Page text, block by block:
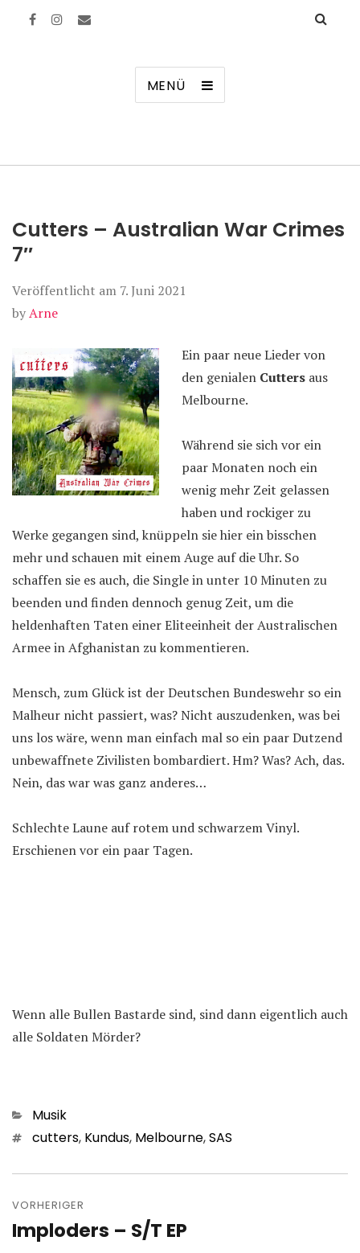
MENÜ
Cutters – Australian War Crimes
7″
Veröffentlicht am 7. Juni 2021
byArne
Ein paar neue Lieder von
den genialen Cutters aus
Melbourne.
Während sie sich vor ein
paar Monaten noch ein
wenig mehr Zeit gelassen
haben und rockiger zu
Werke gegangen sind, knüppeln sie hier ein bisschen
mehr und schauen mit einem Auge auf die Uhr. So
schaffen sie es auch, die Single in unter 10 Minuten zu
beenden und finden dennoch genug Zeit, um die
heldenhaften Taten einer Eliteeinheit der Australischen
Armee in Afghanistan zu kommentieren.
Mensch, zum Glück ist der Deutschen Bundeswehr so ein
Malheur nicht passiert, was? Nicht auszudenken, was bei
uns los wäre, wenn man einfach mal so ein paar Dutzend
unbewaffnete Zivilisten bombardiert. Hm? Was? Ach, das.
Nein, das war was ganz anderes…
Schlechte Laune auf rotem und schwarzem Vinyl.
Erschienen vor ein paar Tagen.
Wenn alle Bullen Bastarde sind, sind dann eigentlich auch
alle Soldaten Mörder?
Kategorien
Musik
Schlagwörter
cutters, Kundus, Melbourne,SAS
VORHERIGER
Vorheriger
Imploders – S/T EP